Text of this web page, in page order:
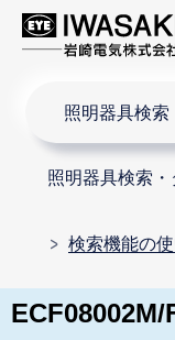
照明器具検索
照明器具検索
検索機能の
ECF08002M/